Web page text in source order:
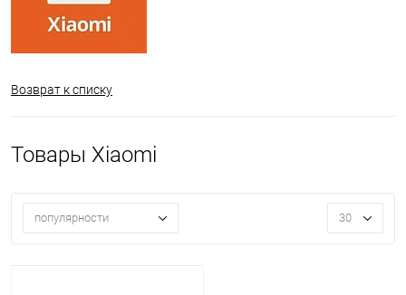
Возврат к списку
Товары Xiaomi
популярности 30